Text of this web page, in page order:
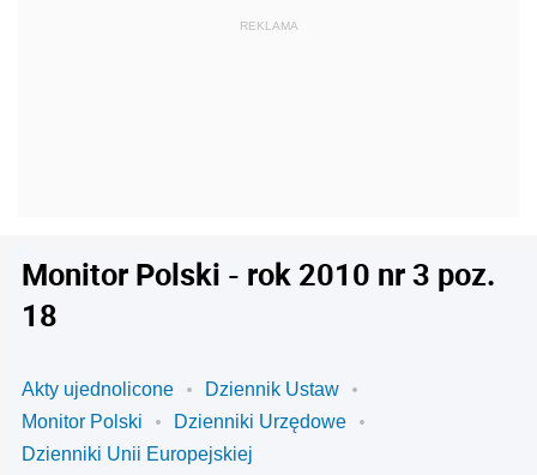
Monitor Polski - rok 2010 nr 3 poz.
18
Akty ujednolicone
Dziennik Ustaw
Monitor Polski
Dzienniki Urzędowe
Dzienniki Unii Europejskiej